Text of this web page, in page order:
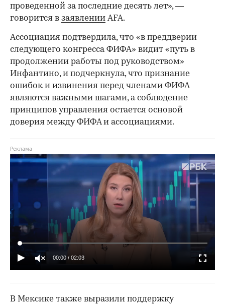
проведенной за последние десять лет», —
говорится в заявлении AFA.
Ассоциация подтвердила, что «в преддверии
следующего конгресса ФИФА» видит «путь в
продолжении работы под руководством»
Инфантино, и подчеркнула, что признание
ошибок и извинения перед членами ФИФА
являются важными шагами, а соблюдение
принципов управления остается основой
доверия между ФИФА и ассоциациями.
00:00 / 02:03
В Мексике также выразили поддержку